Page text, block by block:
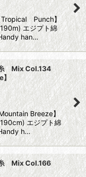
Punch】
エジプト綿
han…
Mix Col.134
】
Breeze】
エジプト綿
h…
Mix Col.166